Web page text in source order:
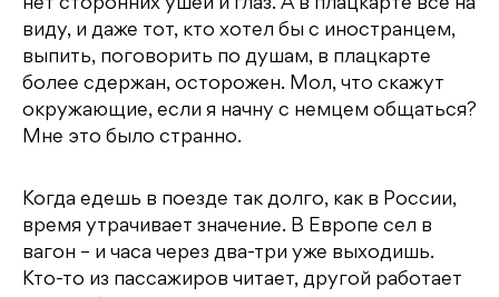
нет сторонних ушей и глаз. А в плацкарте все на
виду, и даже тот, кто хотел бы с иностранцем,
выпить, поговорить по душам, в плацкарте
более сдержан, осторожен. Мол, что скажут
окружающие, если я начну с немцем общаться?
Мне это было странно.
Когда едешь в поезде так долго, как в России,
время утрачивает значение. В Европе сел в
вагон – и часа через два-три уже выходишь.
Кто-то из пассажиров читает, другой работает